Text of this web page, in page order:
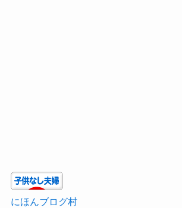
にほんブログ村